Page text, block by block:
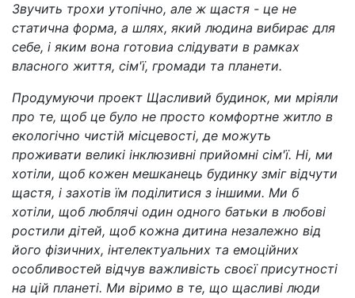
Звучить трохи утопічно, але ж щастя - це не
статична форма, а шлях, який людина вибирає для
себе, і яким вона готовиа слідувати в рамках
власного життя, сім'ї, громади та планети.
Продумуючи проект Щасливий будинок, ми мріяли
про те, щоб це було не просто комфортне житло в
екологічно чистій місцевості, де можуть
проживати великі інклюзивні прийомні сім'ї. Ні, ми
хотіли, щоб кожен мешканець будинку зміг відчути
щастя, і захотів їм поділитися з іншими. Ми б
хотіли, щоб люблячі один одного батьки в любові
ростили дітей, щоб кожна дитина незалежно від
його фізичних, інтелектуальних та емоційних
особливостей відчув важливість своєї присутності
на цій планеті. Ми віримо в те, що щасливі люди